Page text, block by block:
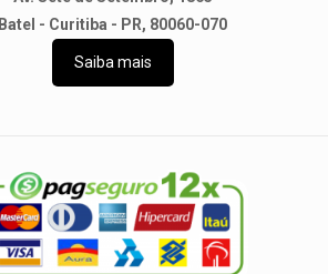
Batel - Curitiba - PR, 80060-070
Saiba mais